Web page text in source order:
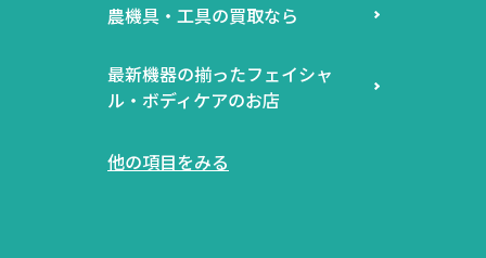
農機具・工具の買取なら
最新機器の揃ったフェイシャ
ル・ボディケアのお店
他の項目をみる